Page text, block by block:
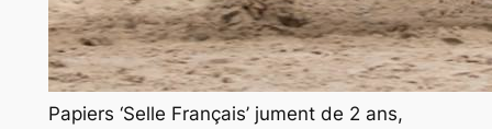
Papiers ‘Selle Français’ jument de 2 ans,